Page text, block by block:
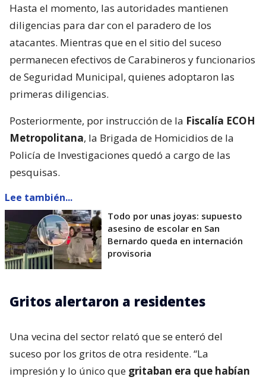
Hasta el momento, las autoridades mantienen
diligencias para dar con el paradero de los
atacantes. Mientras que en el sitio del suceso
permanecen efectivos de Carabineros y funcionarios
de Seguridad Municipal, quienes adoptaron las
primeras diligencias.
Posteriormente, por instrucción de la Fiscalía ECOH
Metropolitana, la Brigada de Homicidios de la
Policía de Investigaciones quedó a cargo de las
pesquisas.
Lee también...
Todo por unas joyas: supuesto
asesino de escolar en San
Bernardo queda en internación
provisoria
Gritos alertaron a residentes
Una vecina del sector relató que se enteró del
suceso por los gritos de otra residente. “La
impresión y lo único que gritaban era que habían